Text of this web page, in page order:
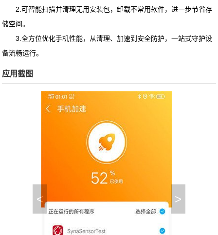
2.可智能扫描并清理无用安装包，卸载不常用软件，进一步节省存
储空间。
3.全方位优化手机性能，从清理、加速到安全防护，一站式守护设
备流畅运行。
应用截图
< >